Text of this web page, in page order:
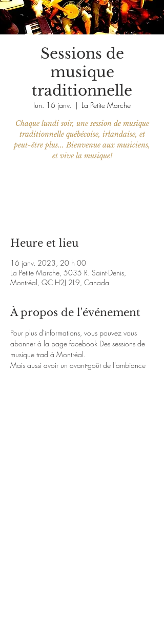
Sessions de
musique
traditionnelle
lun. 16 janv.
  |
La Petite Marche
Chaque lundi soir, une session de musique
traditionnelle québécoise, irlandaise, et
peut-être plus... Bienvenue aux musiciens,
et vive la musique!
Heure et lieu
16 janv. 2023, 20 h 00
La Petite Marche, 5035 R. Saint-Denis,
Montréal, QC H2J 2L9, Canada
À propos de l'événement
Pour plus d'informations, vous pouvez vous
abonner à la page facebook Des sessions de
musique trad à Montréal.
Mais aussi avoir un avant-goût de l'ambiance